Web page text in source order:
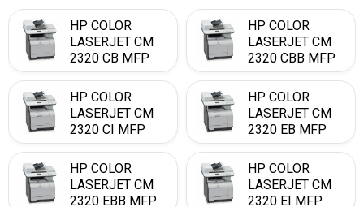
HP COLOR
LASERJET CM
2320 CB MFP
HP COLOR
LASERJET CM
2320 CBB MFP
HP COLOR
LASERJET CM
2320 CI MFP
HP COLOR
LASERJET CM
2320 EB MFP
HP COLOR
LASERJET CM
2320 EBB MFP
HP COLOR
LASERJET CM
2320 EI MFP